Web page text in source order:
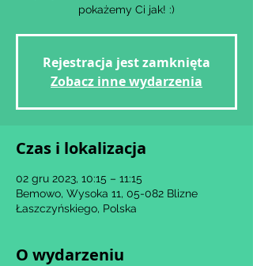
Rejestracja jest zamknięta
Zobacz inne wydarzenia
Czas i lokalizacja
02 gru 2023, 10:15 – 11:15
Bemowo, Wysoka 11, 05-082 Blizne
Łaszczyńskiego, Polska
O wydarzeniu